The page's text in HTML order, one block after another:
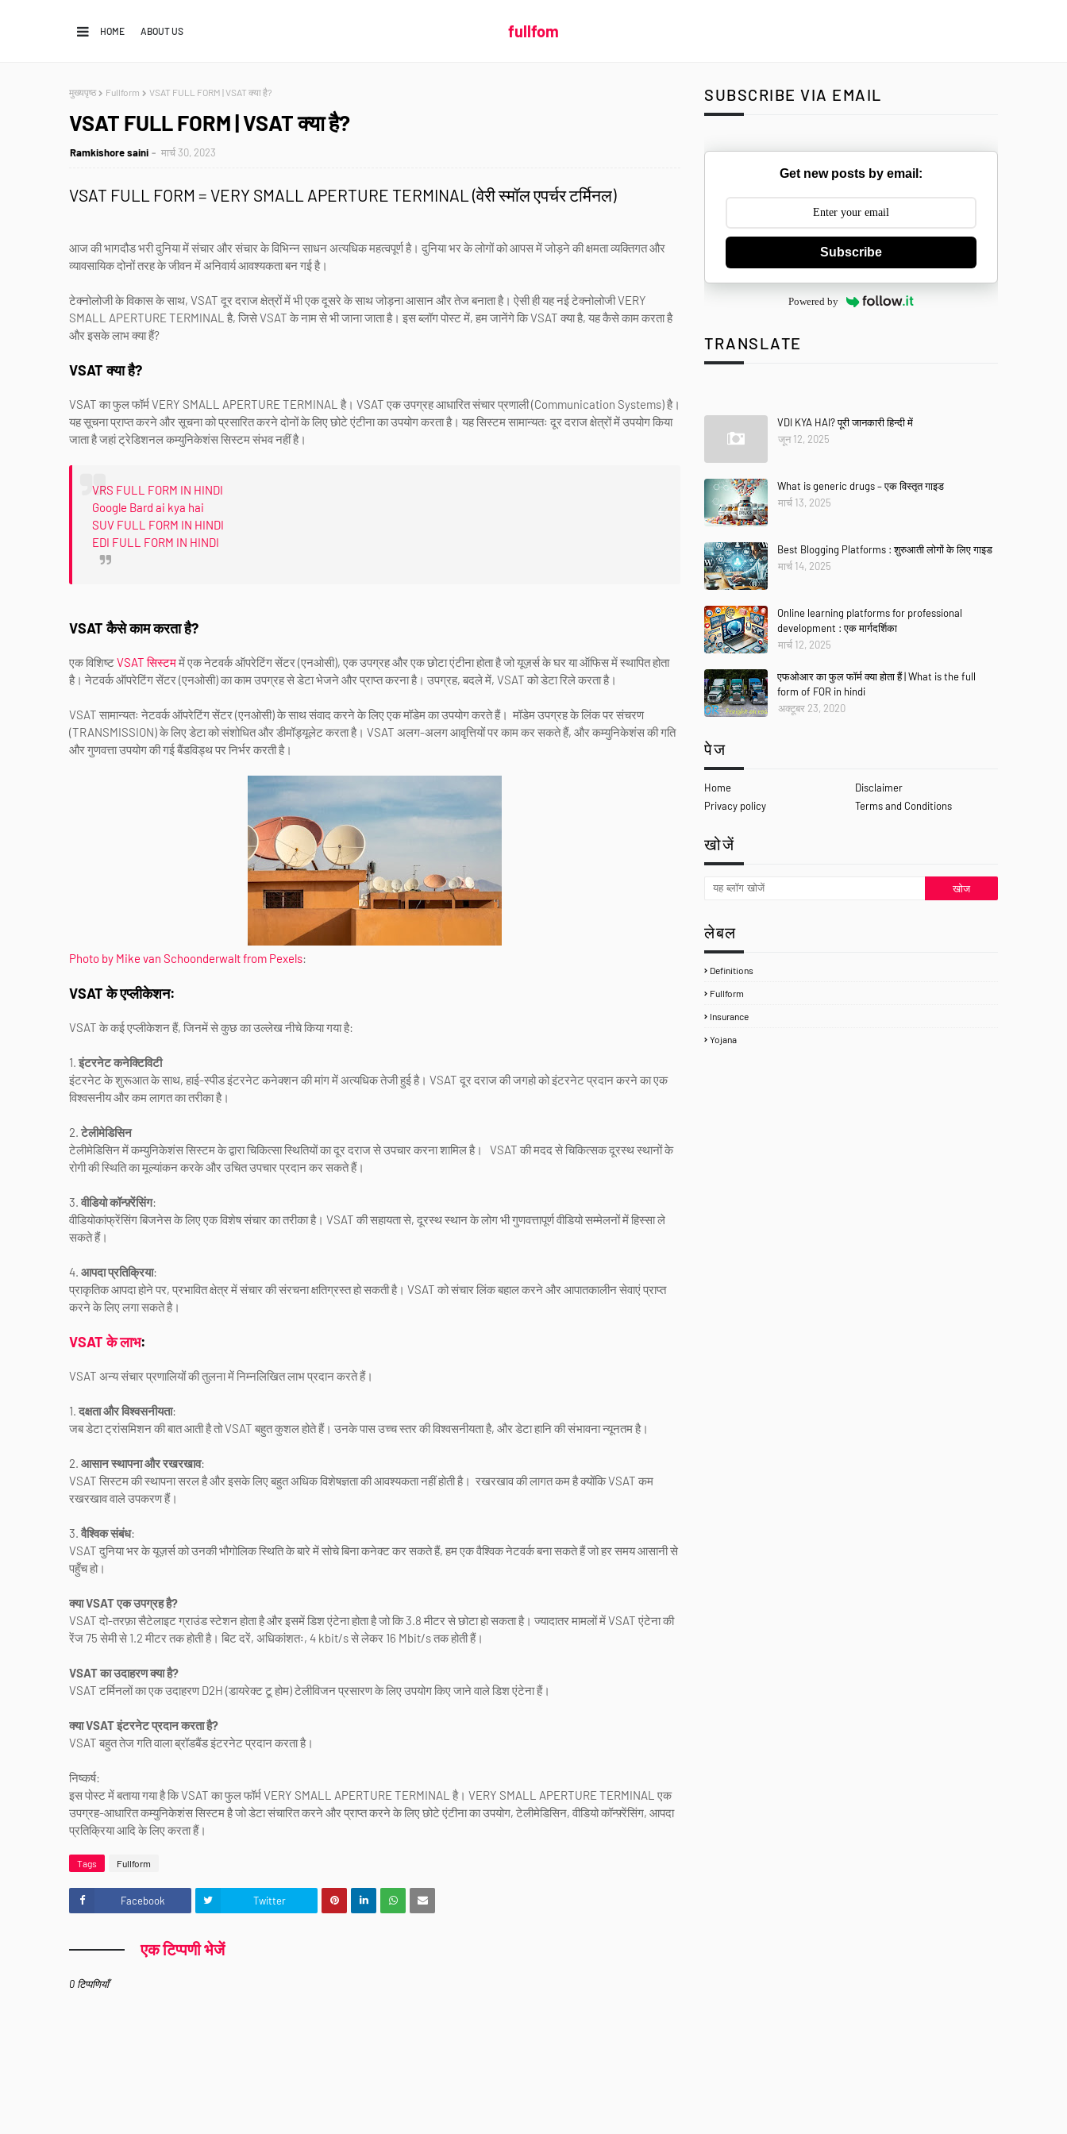
HOME ABOUT US fullfom
मुख्यपृष्ठ Fullform VSAT FULL FORM | VSAT क्या है?
VSAT FULL FORM | VSAT क्या है?
Ramkishore saini मार्च 30, 2023
VSAT FULL FORM = VERY SMALL APERTURE TERMINAL (वेरी स्मॉल एपर्चर टर्मिनल)
आज की भागदौड भरी दुनिया में संचार और संचार के विभिन्न साधन अत्यधिक महत्वपूर्ण है। दुनिया भर के लोगों को आपस में जोड़ने की क्षमता व्यक्तिगत और
व्यावसायिक दोनों तरह के जीवन में अनिवार्य आवश्यकता बन गई है।
टेक्नोलोजी के विकास के साथ, VSAT दूर दराज क्षेत्रों में भी एक दूसरे के साथ जोड़ना आसान और तेज बनाता है। ऐसी ही यह नई टेक्नोलोजी VERY
SMALL APERTURE TERMINAL है, जिसे VSAT के नाम से भी जाना जाता है। इस ब्लॉग पोस्ट में, हम जानेंगे कि VSAT क्या है, यह कैसे काम करता है
और इसके लाभ क्या हैं?
VSAT क्या है?
VSAT का फुल फॉर्म VERY SMALL APERTURE TERMINAL है। VSAT एक उपग्रह आधारित संचार प्रणाली (Communication Systems) है।
यह सूचना प्राप्त करने और सूचना को प्रसारित करने दोनों के लिए छोटे एंटीना का उपयोग करता है। यह सिस्टम सामान्यतः दूर दराज क्षेत्रों में उपयोग किया
जाता है जहां ट्रेडिशनल कम्युनिकेशंस सिस्टम संभव नहीं है।
VRS FULL FORM IN HINDI
Google Bard ai kya hai
SUV FULL FORM IN HINDI
EDI FULL FORM IN HINDI
VSAT कैसे काम करता है?
एक विशिष्टVSAT सिस्टममें एक नेटवर्क ऑपरेटिंग सेंटर (एनओसी), एक उपग्रह और एक छोटा एंटीना होता है जो यूज़र्स के घर या ऑफिस में स्थापित होता
है। नेटवर्क ऑपरेटिंग सेंटर (एनओसी) का काम उपग्रह से डेटा भेजने और प्राप्त करना है। उपग्रह, बदले में, VSAT को डेटा रिले करता है।
VSAT सामान्यतः नेटवर्क ऑपरेटिंग सेंटर (एनओसी) के साथ संवाद करने के लिए एक मॉडेम का उपयोग करते हैं। मॉडेम उपग्रह के लिंक पर संचरण
(TRANSMISSION) के लिए डेटा को संशोधित और डीमॉड्यूलेट करता है। VSAT अलग-अलग आवृत्तियों पर काम कर सकते हैं, और कम्युनिकेशंस की गति
और गुणवत्ता उपयोग की गई बैंडविड्थ पर निर्भर करती है।
Photo by Mike van Schoonderwalt from Pexels:
VSAT के एप्लीकेशन:
VSAT के कई एप्लीकेशन हैं, जिनमें से कुछ का उल्लेख नीचे किया गया है:
1. इंटरनेट कनेक्टिविटी
इंटरनेट के शुरूआत के साथ, हाई-स्पीड इंटरनेट कनेक्शन की मांग में अत्यधिक तेजी हुई है। VSAT दूर दराज की जगहो को इंटरनेट प्रदान करने का एक
विश्वसनीय और कम लागत का तरीका है।
2. टेलीमेडिसिन
टेलीमेडिसिन में कम्युनिकेशंस सिस्टम के द्वारा चिकित्सा स्थितियों का दूर दराज से उपचार करना शामिल है। VSAT की मदद से चिकित्सक दूरस्थ स्थानों के
रोगी की स्थिति का मूल्यांकन करके और उचित उपचार प्रदान कर सकते हैं।
3. वीडियो कॉन्फ़्रेंसिंग:
वीडियोकांफ्रेंसिंग बिजनेस के लिए एक विशेष संचार का तरीका है। VSAT की सहायता से, दूरस्थ स्थान के लोग भी गुणवत्तापूर्ण वीडियो सम्मेलनों में हिस्सा ले
सकते हैं।
4. आपदा प्रतिक्रिया:
प्राकृतिक आपदा होने पर, प्रभावित क्षेत्र में संचार की संरचना क्षतिग्रस्त हो सकती है। VSAT को संचार लिंक बहाल करने और आपातकालीन सेवाएं प्राप्त
करने के लिए लगा सकते है।
VSAT के लाभ:
VSAT अन्य संचार प्रणालियों की तुलना में निम्नलिखित लाभ प्रदान करते हैं।
1. दक्षता और विश्वसनीयता:
जब डेटा ट्रांसमिशन की बात आती है तो VSAT बहुत कुशल होते हैं। उनके पास उच्च स्तर की विश्वसनीयता है, और डेटा हानि की संभावना न्यूनतम है।
2. आसान स्थापना और रखरखाव:
VSAT सिस्टम की स्थापना सरल है और इसके लिए बहुत अधिक विशेषज्ञता की आवश्यकता नहीं होती है। रखरखाव की लागत कम है क्योंकि VSAT कम
रखरखाव वाले उपकरण हैं।
3. वैश्विक संबंध:
VSAT दुनिया भर के यूज़र्स को उनकी भौगोलिक स्थिति के बारे में सोचे बिना कनेक्ट कर सकते हैं, हम एक वैश्विक नेटवर्क बना सकते हैं जो हर समय आसानी से
पहुँच हो।
क्या VSAT एक उपग्रह है?
VSAT दो-तरफ़ा सैटेलाइट ग्राउंड स्टेशन होता है और इसमें डिश एंटेना होता है जो कि 3.8 मीटर से छोटा हो सकता है। ज्यादातर मामलों में VSAT एंटेना की
रेंज 75 सेमी से 1.2 मीटर तक होती है। बिट दरें, अधिकांशतः, 4 kbit/s से लेकर 16 Mbit/s तक होती हैं।
VSAT का उदाहरण क्या है?
VSAT टर्मिनलों का एक उदाहरण D2H (डायरेक्ट टू होम) टेलीविजन प्रसारण के लिए उपयोग किए जाने वाले डिश एंटेना हैं।
क्या VSAT इंटरनेट प्रदान करता है?
VSAT बहुत तेज गति वाला ब्रॉडबैंड इंटरनेट प्रदान करता है।
निष्कर्ष:
इस पोस्ट में बताया गया है कि VSAT का फुल फॉर्म VERY SMALL APERTURE TERMINAL है। VERY SMALL APERTURE TERMINAL एक
उपग्रह-आधारित कम्युनिकेशंस सिस्टम है जो डेटा संचारित करने और प्राप्त करने के लिए छोटे एंटीना का उपयोग, टेलीमेडिसिन, वीडियो कॉन्फ़्रेंसिंग, आपदा
प्रतिक्रिया आदि के लिए करता हैं।
Tags Fullform
Facebook Twitter
एक टिप्पणी भेजें
0 टिप्पणियाँ
SUBSCRIBE VIA EMAIL
Get new posts by email:
Subscribe
Powered by
TRANSLATE
VDI KYA HAI? पूरी जानकारी हिन्दी में
जून 12, 2025
What is generic drugs – एक विस्तृत गाइड
मार्च 13, 2025
Best Blogging Platforms : शुरुआती लोगों के लिए गाइड
मार्च 14, 2025
Online learning platforms for professional
development : एक मार्गदर्शिका
मार्च 12, 2025
एफओआर का फुल फॉर्म क्या होता हैं | What is the full
form of FOR in hindi
अक्टूबर 23, 2020
पेज
Home
Disclaimer
Privacy policy
Terms and Conditions
खोजें
लेबल
Definitions
Fullform
Insurance
Yojana